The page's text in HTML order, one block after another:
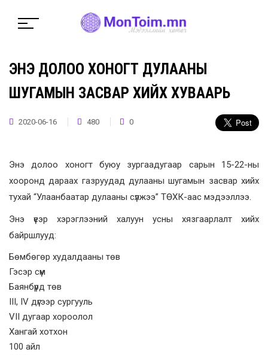
ЭНЭ ДОЛОО ХОНОГТ ДУЛААНЫ
ШУГАМЫН ЗАСВАР ХИЙХ ХУВААРЬ
2020-06-16 480 0
Энэ долоо хоногт буюу зургаадугаар сарын 15-22-ны
хооронд дараах газруудад дулааны шугамын засвар хийх
тухай “Улаанбаатар дулааны сүлжээ” ТӨХК-аас мэдээллээ.
Энэ үеэр хэрэглээний халуун усны хязгаарлалт хийх
байршлууд:
Бөмбөгөр худалдааны төв
Гэсэр сүм
Баянбүрд төв
III, IV дүгээр сургууль
VII дугаар хороолол
Хангай хотхон
100 айл